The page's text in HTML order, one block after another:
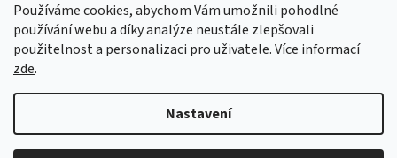
Používáme cookies, abychom Vám umožnili pohodlné
používání webu a díky analýze neustále zlepšovali
použitelnost a personalizaci pro uživatele. Více informací
zde.
Nastavení
Vytvořil Shoptet